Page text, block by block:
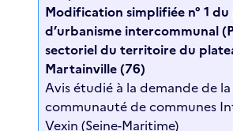
Modification simplifiée n° 1
d’urbanisme intercommunal
sectoriel du territoire du
Martainville (76)
Avis étudié à la demande de la
communauté de communes
Vexin (Seine-Maritime)